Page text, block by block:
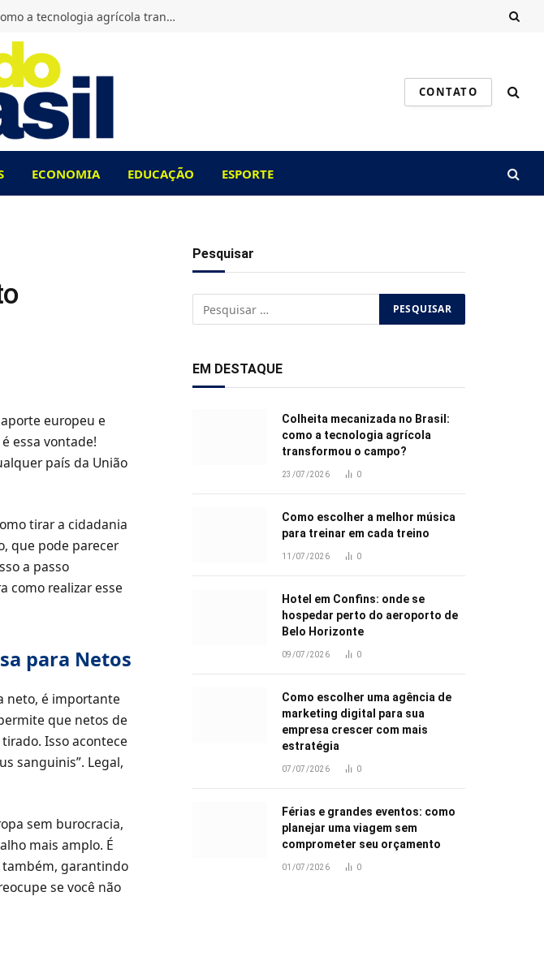
Colheita mecanizada no Brasil: como a tecnologia agrícola transformou o campo?
CONTATO
ECONOMIA EDUCAÇÃO ESPORTE
europeu e
essa vontade!
país da União
tirar a cidadania
que pode parecer
a passo
como realizar esse
para Netos
neto, é importante
que netos de
Isso acontece
sanguinis”. Legal,
sem burocracia,
mais amplo. É
também, garantindo
se você não
Pesquisar
EM DESTAQUE
Colheita mecanizada no Brasil:
como a tecnologia agrícola
transformou o campo?
23/07/2026 0
Como escolher a melhor música
para treinar em cada treino
11/07/2026 0
Hotel em Confins: onde se
hospedar perto do aeroporto de
Belo Horizonte
09/07/2026 0
Como escolher uma agência de
marketing digital para sua
empresa crescer com mais
estratégia
07/07/2026 0
Férias e grandes eventos: como
planejar uma viagem sem
comprometer seu orçamento
01/07/2026 0